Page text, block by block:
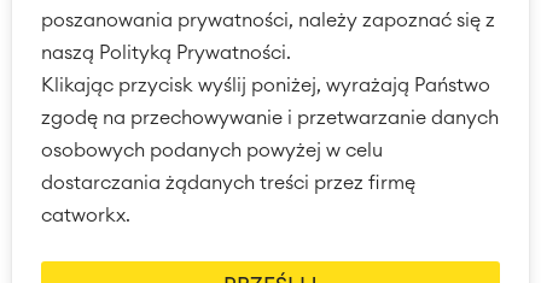
poszanowania prywatności, należy zapoznać się z
naszą Polityką Prywatności.
Klikając przycisk wyślij poniżej, wyrażają Państwo
zgodę na przechowywanie i przetwarzanie danych
osobowych podanych powyżej w celu
dostarczania żądanych treści przez firmę
catworkx.